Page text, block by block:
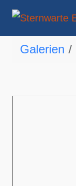
Galerien